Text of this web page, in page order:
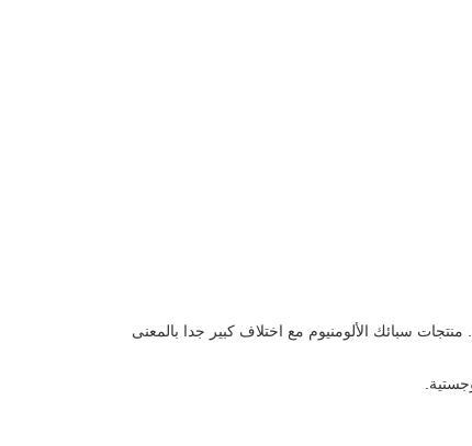
. منتجات سبائك الألومنيوم مع اختلاف كبير جدا بالمعنى